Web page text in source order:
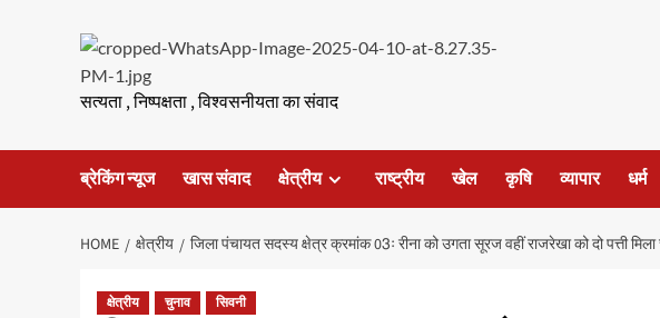
सत्यता , निष्पक्षता , विश्वसनीयता का संवाद
ब्रेकिंग न्यूज खास संवाद क्षेत्रीय राष्ट्रीय खेल कृषि व्यापार धर्म
HOME क्षेत्रीय जिला पंचायत सदस्य क्षेत्र क्रमांक 03ः रीना को उगता सूरज वहीं राजरेखा को दो पत्ती मिला
क्षेत्रीय चुनाव सिवनी